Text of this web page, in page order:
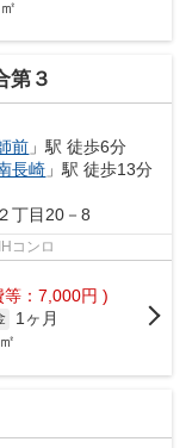
第３
前 」駅 徒歩6分
長崎 」駅 徒歩13分
２丁目20－8
コンロ
等：7,000円 )
1ヶ月